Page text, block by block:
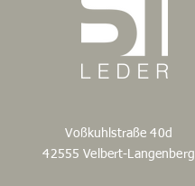
Voßkuhlstraße 40d
42555 Velbert-Langenberg